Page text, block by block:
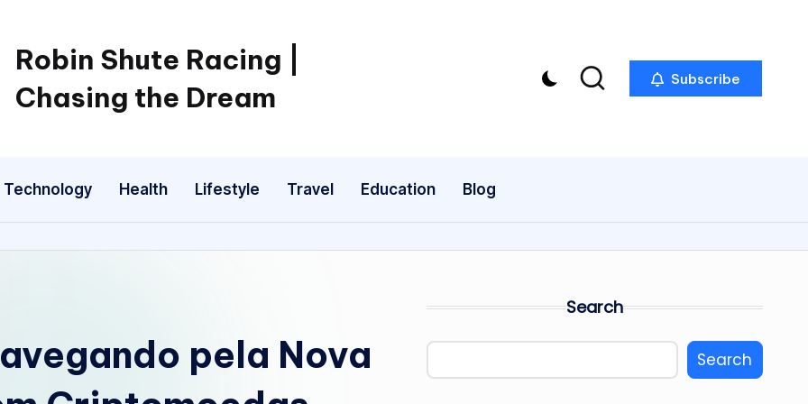
Robin Shute Racing |
Chasing the Dream
Subscribe
Technology Health Lifestyle Travel Education Blog
pela Nova
Search
Search